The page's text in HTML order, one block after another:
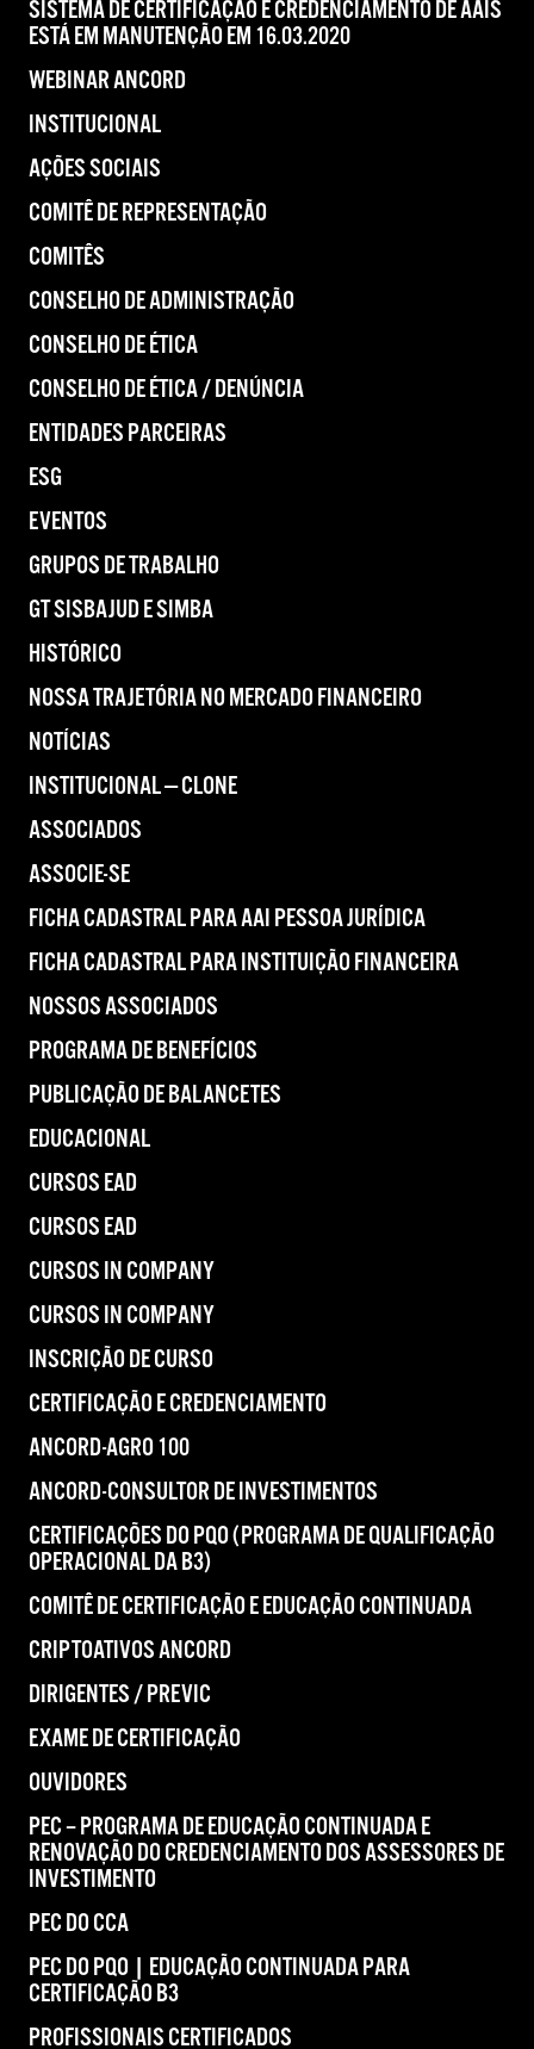
SISTEMA DE CERTIFICAÇÃO E CREDENCIAMENTO DE AAIS
ESTÁ EM MANUTENÇÃO EM 16.03.2020
WEBINAR ANCORD
INSTITUCIONAL
AÇÕES SOCIAIS
COMITÊ DE REPRESENTAÇÃO
COMITÊS
CONSELHO DE ADMINISTRAÇÃO
CONSELHO DE ÉTICA
CONSELHO DE ÉTICA / DENÚNCIA
ENTIDADES PARCEIRAS
ESG
EVENTOS
GRUPOS DE TRABALHO
GT SISBAJUD E SIMBA
HISTÓRICO
NOSSA TRAJETÓRIA NO MERCADO FINANCEIRO
NOTÍCIAS
INSTITUCIONAL — CLONE
ASSOCIADOS
ASSOCIE-SE
FICHA CADASTRAL PARA AAI PESSOA JURÍDICA
FICHA CADASTRAL PARA INSTITUIÇÃO FINANCEIRA
NOSSOS ASSOCIADOS
PROGRAMA DE BENEFÍCIOS
PUBLICAÇÃO DE BALANCETES
EDUCACIONAL
CURSOS EAD
CURSOS EAD
CURSOS IN COMPANY
CURSOS IN COMPANY
INSCRIÇÃO DE CURSO
CERTIFICAÇÃO E CREDENCIAMENTO
ANCORD-AGRO 100
ANCORD-CONSULTOR DE INVESTIMENTOS
CERTIFICAÇÕES DO PQO (PROGRAMA DE QUALIFICAÇÃO
OPERACIONAL DA B3)
COMITÊ DE CERTIFICAÇÃO E EDUCAÇÃO CONTINUADA
CRIPTOATIVOS ANCORD
DIRIGENTES / PREVIC
EXAME DE CERTIFICAÇÃO
OUVIDORES
PEC – PROGRAMA DE EDUCAÇÃO CONTINUADA E
RENOVAÇÃO DO CREDENCIAMENTO DOS ASSESSORES DE
INVESTIMENTO
PEC DO CCA
PEC DO PQO | EDUCAÇÃO CONTINUADA PARA
CERTIFICAÇÃO B3
PROFISSIONAIS CERTIFICADOS